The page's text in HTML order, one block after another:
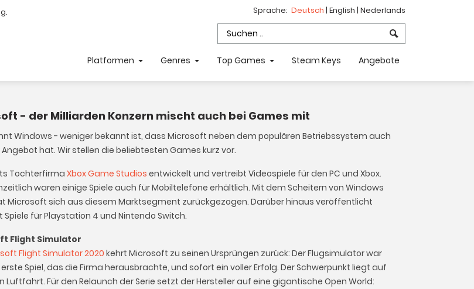
Sprache: Deutsch | English | Nederlands
Platformen Genres Top Games Steam Keys Angebote
- der Milliarden Konzern mischt auch bei Games mit
Windows - weniger bekannt ist, dass Microsoft neben dem populären Betriebssystem auch
Angebot hat. Wir stellen die beliebtesten Games kurz vor.
Tochterfirma Xbox Game Studios entwickelt und vertreibt Videospiele für den PC und Xbox.
waren einige Spiele auch für Mobiltelefone erhältlich. Mit dem Scheitern von Windows
Microsoft sich aus diesem Marktsegment zurückgezogen. Darüber hinaus veröffentlicht
Spiele für Playstation 4 und Nintendo Switch.
Flight Simulator
Flight Simulator 2020kehrt Microsoft zu seinen Ursprüngen zurück: Der Flugsimulator war
erste Spiel, das die Firma herausbrachte, und sofort ein voller Erfolg. Der Schwerpunkt liegt auf
Luftfahrt. Für den Relaunch der Serie setzt der Hersteller auf eine gigantische Open World: